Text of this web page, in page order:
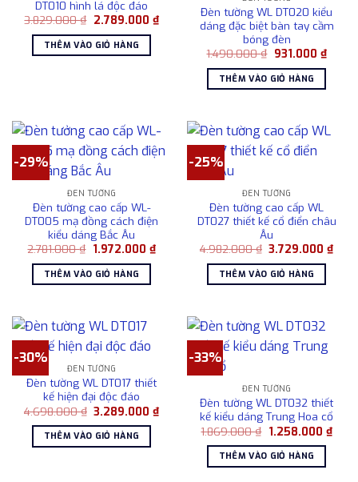
DT010 hình lá độc đáo
3.829.000₫ Giá
là:
3.829.000 ₫.
2.789.000 ₫Giá
hiện
2.789.000 ₫.
THÊM VÀO GIỎ HÀNG
Đèn tường WL DT020 kiểu
dáng đặc biệt bàn tay cầm
bóng đèn
1.490.000₫ Giá
là:
1.490.000 ₫.
931.000 ₫Giá
hiện
THÊM VÀO GIỎ HÀNG
-29%
ĐÈN TƯỜNG
Đèn tường cao cấp WL-
DT005 mạ đồng cách điện
kiểu dáng Bắc Âu
2.781.000₫ Giá
là:
2.781.000 ₫.
1.972.000 ₫Giá
hiện
1.972.000 ₫.
THÊM VÀO GIỎ HÀNG
-25%
ĐÈN TƯỜNG
Đèn tường cao cấp WL
DT027 thiết kế cổ điển châu
Âu
4.982.000₫ Giá
là:
4.982.000 ₫.
3.729.000₫Giá
hiện
THÊM VÀO GIỎ HÀNG
-30%
ĐÈN TƯỜNG
Đèn tường WL DT017 thiết
kế hiện đại độc đáo
4.698.000₫ Giá
là:
4.698.000 ₫.
3.289.000₫Giá
hiện
3.289.000 ₫.
THÊM VÀO GIỎ HÀNG
-33%
ĐÈN TƯỜNG
Đèn tường WL DT032 thiết
kế kiểu dáng Trung Hoa cổ
1.869.000₫ Giá
là:
1.869.000 ₫.
1.258.000 ₫Giá
hiện
THÊM VÀO GIỎ HÀNG